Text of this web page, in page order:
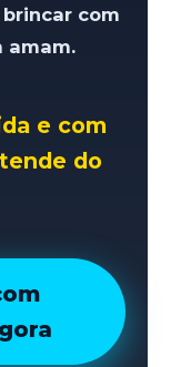
com
amam.
e com
do